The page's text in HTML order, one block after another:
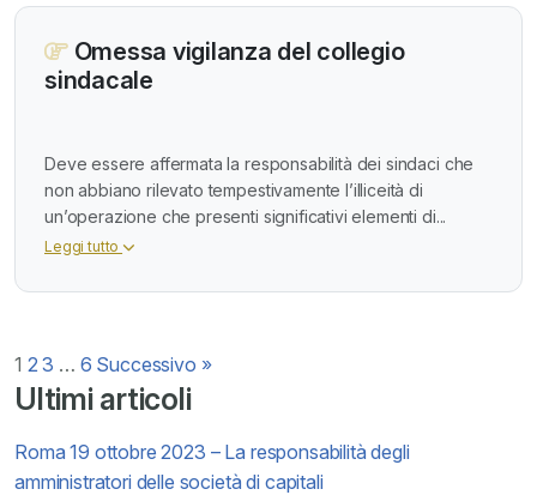
Ultimi articoli
Roma 19 ottobre 2023 – La responsabilità degli
amministratori delle società di capitali
Omessa vigilanza del collegio
sindacale
Deve essere affermata la responsabilità dei sindaci che
non abbiano rilevato tempestivamente l’illiceità di
un’operazione che presenti significativi elementi di...
Leggi tutto
Paginazione
degli
articoli
1 2 3 … 6 Successivo »